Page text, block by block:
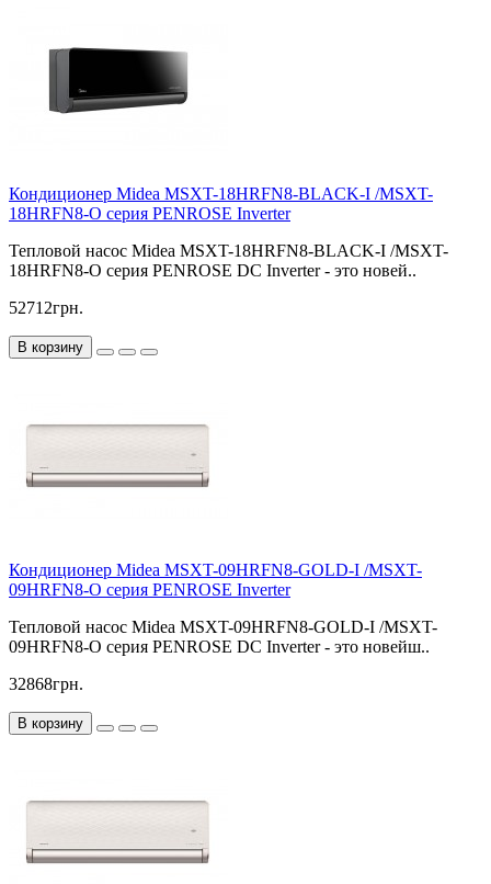
Кондиционер Midea MSXT-18HRFN8-BLACK-I /MSXT-
18HRFN8-O серия PENROSE Inverter
Тепловой насос Midea MSXT-18HRFN8-BLACK-I /MSXT-
18HRFN8-O серия PENROSE DC Inverter - это новей..
52712грн.
В корзину
Кондиционер Midea MSXT-09HRFN8-GOLD-I /MSXT-
09HRFN8-O серия PENROSE Inverter
Тепловой насос Midea MSXT-09HRFN8-GOLD-I /MSXT-
09HRFN8-O серия PENROSE DC Inverter - это новейш..
32868грн.
В корзину